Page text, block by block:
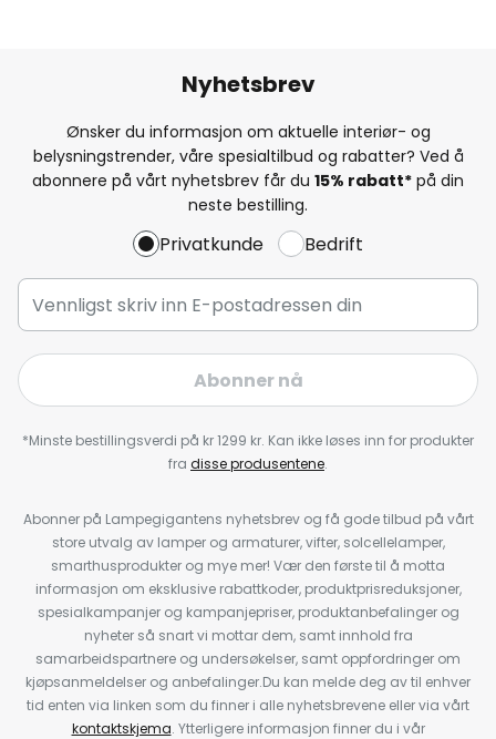
Nyhetsbrev
Ønsker du informasjon om aktuelle interiør- og
belysningstrender, våre spesialtilbud og rabatter? Ved å
abonnere på vårt nyhetsbrev får du 15% rabatt* på din
neste bestilling.
Privatkunde Bedrift
Abonner nå
*Minste bestillingsverdi på kr 1299 kr. Kan ikke løses inn for produkter
fra disse produsentene.
Abonner på Lampegigantens nyhetsbrev og få gode tilbud på vårt
store utvalg av lamper og armaturer, vifter, solcellelamper,
smarthusprodukter og mye mer! Vær den første til å motta
informasjon om eksklusive rabattkoder, produktprisreduksjoner,
spesialkampanjer og kampanjepriser, produktanbefalinger og
nyheter så snart vi mottar dem, samt innhold fra
samarbeidspartnere og undersøkelser, samt oppfordringer om
kjøpsanmeldelser og anbefalinger.Du kan melde deg av til enhver
tid enten via linken som du finner i alle nyhetsbrevene eller via vårt
kontaktskjema. Ytterligere informasjon finner du i vår